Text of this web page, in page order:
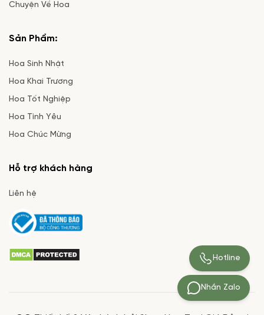
Chuyện Về Hoa
Sản Phẩm:
Hoa Sinh Nhật
Hoa Khai Trương
Hoa Tốt Nghiệp
Hoa Tình Yêu
Hoa Chúc Mừng
Hỗ trợ khách hàng
Liên hệ
Nhắn Zalo
Hotline